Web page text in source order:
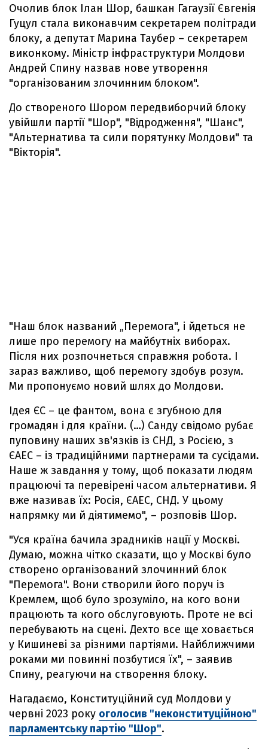
Очолив блок Ілан Шор, башкан Гагаузії Євгенія
Гуцул стала виконавчим секретарем політради
блоку, а депутат Марина Таубер – секретарем
виконкому. Міністр інфраструктури Молдови
Андрей Спину назвав нове утворення
"організованим злочинним блоком".
До створеного Шором передвиборчий блоку
увійшли партії "Шор", "Відродження", "Шанс",
"Альтернатива та сили порятунку Молдови" та
"Вікторія".
"Наш блок названий „Перемога", і йдеться не
лише про перемогу на майбутніх виборах.
Після них розпочнеться справжня робота. І
зараз важливо, щоб перемогу здобув розум.
Ми пропонуємо новий шлях до Молдови.
Ідея ЄС – це фантом, вона є згубною для
громадян і для країни. (…) Санду свідомо рубає
пуповину наших зв'язків із СНД, з Росією, з
ЄАЕС – із традиційними партнерами та сусідами.
Наше ж завдання у тому, щоб показати людям
працюючі та перевірені часом альтернативи. Я
вже називав їх: Росія, ЄАЕС, СНД. У цьому
напрямку ми й діятимемо", – розповів Шор.
"Уся країна бачила зрадників нації у Москві.
Думаю, можна чітко сказати, що у Москві було
створено організований злочинний блок
"Перемога". Вони створили його поруч із
Кремлем, щоб було зрозуміло, на кого вони
працюють та кого обслуговують. Проте не всі
перебувають на сцені. Дехто все ще ховається
у Кишиневі за різними партіями. Найближчими
роками ми повинні позбутися їх", – заявив
Спину, реагуючи на створення блоку.
Нагадаємо, Конституційний суд Молдови у
червні 2023 року оголосив "неконституційною"
парламентську партію "Шор".